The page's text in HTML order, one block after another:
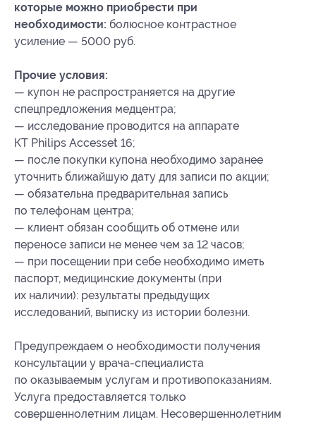
которые можно приобрести при
необходимости: болюсное контрастное
усиление — 5000 руб.
Прочие условия:
— купон не распространяется на другие
спецпредложения медцентра;
— исследование проводится на аппарате
КТ Philips Accesset 16;
— после покупки купона необходимо заранее
уточнить ближайшую дату для записи по акции;
— обязательна предварительная запись
по телефонам центра;
— клиент обязан сообщить об отмене или
переносе записи не менее чем за 12 часов;
— при посещении при себе необходимо иметь
паспорт, медицинские документы (при
их наличии): результаты предыдущих
исследований, выписку из истории болезни.
Предупреждаем о необходимости получения
консультации у врача-специалиста
по оказываемым услугам и противопоказаниям.
Услуга предоставляется только
совершеннолетним лицам. Несовершеннолетним